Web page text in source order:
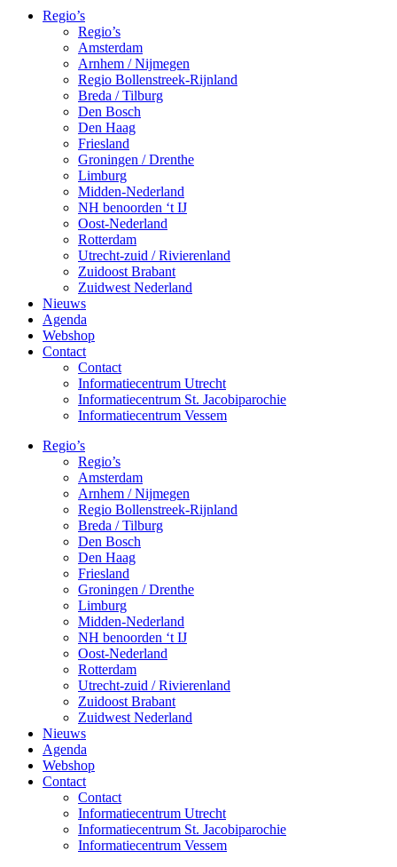
Regio’s
Regio’s
Amsterdam
Arnhem / Nijmegen
Regio Bollenstreek-Rijnland
Breda / Tilburg
Den Bosch
Den Haag
Friesland
Groningen / Drenthe
Limburg
Midden-Nederland
NH benoorden ‘t IJ
Oost-Nederland
Rotterdam
Utrecht-zuid / Rivierenland
Zuidoost Brabant
Zuidwest Nederland
Nieuws
Agenda
Webshop
Contact
Contact
Informatiecentrum Utrecht
Informatiecentrum St. Jacobiparochie
Informatiecentrum Vessem
Regio’s
Regio’s
Amsterdam
Arnhem / Nijmegen
Regio Bollenstreek-Rijnland
Breda / Tilburg
Den Bosch
Den Haag
Friesland
Groningen / Drenthe
Limburg
Midden-Nederland
NH benoorden ‘t IJ
Oost-Nederland
Rotterdam
Utrecht-zuid / Rivierenland
Zuidoost Brabant
Zuidwest Nederland
Nieuws
Agenda
Webshop
Contact
Contact
Informatiecentrum Utrecht
Informatiecentrum St. Jacobiparochie
Informatiecentrum Vessem